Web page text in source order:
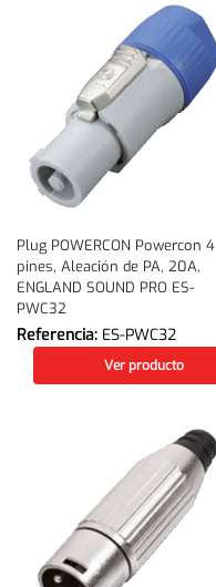
Plug POWERCON Powercon 4
pines, Aleación de PA, 20A,
ENGLAND SOUND PRO ES-
PWC32
Referencia: ES-PWC32
Ver producto